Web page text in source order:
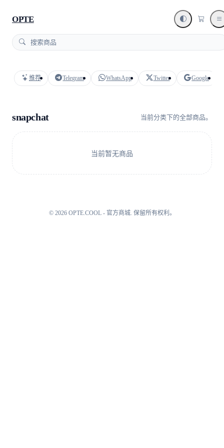
OPTE
推荐 Telegram WhatsApp Twitter Google
snapchat 当前分类下的全部商品。
当前暂无商品
© 2026 OPTE.COOL - 官方商城. 保留所有权利。